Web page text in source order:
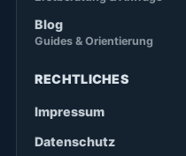
Blog
Guides & Orientierung
RECHTLICHES
Impressum
Datenschutz